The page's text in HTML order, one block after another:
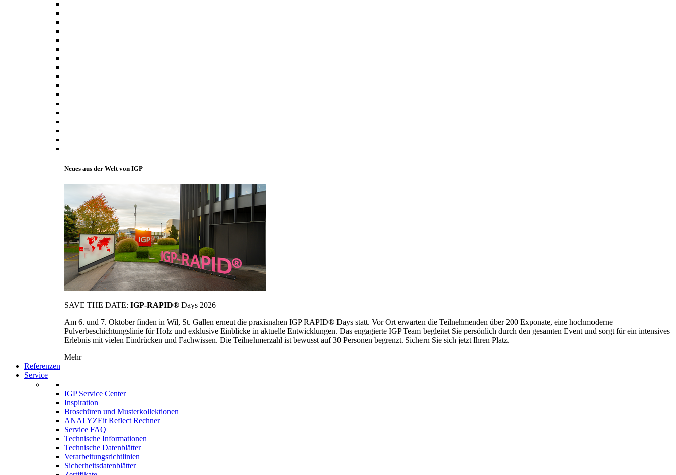
Neues aus der Welt von IGP
SAVE THE DATE: IGP-RAPID® Days 2026
Am 6. und 7. Oktober finden in Wil, St. Gallen erneut die praxisnahen IGP RAPID® Days statt. Vor Ort erwarten die Teilnehmenden über 200 Exponate, eine hochmoderne
Pulverbeschichtungslinie für Holz und exklusive Einblicke in aktuelle Entwicklungen. Das engagierte IGP Team begleitet Sie persönlich durch den gesamten Event und sorgt für ein intensives
Erlebnis mit vielen Eindrücken und Fachwissen. Die Teilnehmerzahl ist bewusst auf 30 Personen begrenzt. Sichern Sie sich jetzt Ihren Platz.
Mehr
Referenzen
Service
IGP Service Center
Inspiration
Broschüren und Musterkollektionen
ANALYZEit Reflect Rechner
Service FAQ
Technische Informationen
Technische Datenblätter
Verarbeitungsrichtlinien
Sicherheitsdatenblätter